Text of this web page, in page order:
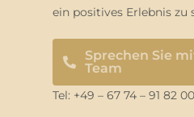
ein positives Erlebnis zu
Sprechen Sie
Team
Tel: +49 – 67 74 – 91 82 00